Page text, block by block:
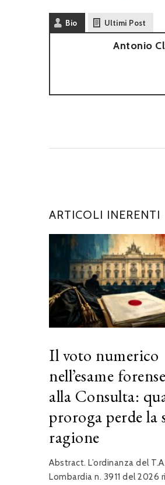
Bio Ultimi Post
Antonio
ARTICOLI INERENTI
Il voto numerico
nell’esame
alla Consulta:
proroga perde la
ragione
Abstract. L’ordinanza del
Lombardia n. 3911 del 2026